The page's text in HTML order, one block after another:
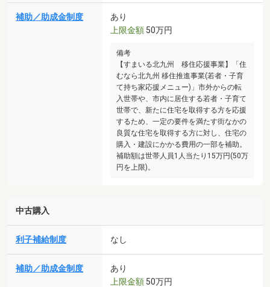
補助／助成金制度
あり
上限金額 50万円
備考
【すまいる北九州 移住応援事業】「住
むなら北九州 移住推進事業(若者・子育
て持ち家応援メニュー)」市外からの転
入世帯や、市内に居住する若者・子育て
世帯で、新たに住宅を取得する方を応援
するため、一定の要件を満たす街なかの
良質な住宅を取得する方に対し、住宅の
購入・建設にかかる費用の一部を補助。
補助額は世帯人員1人当たり15万円(50万
円を上限)。
中古購入
利子補給制度 なし
補助／助成金制度
あり
上限金額 50万円